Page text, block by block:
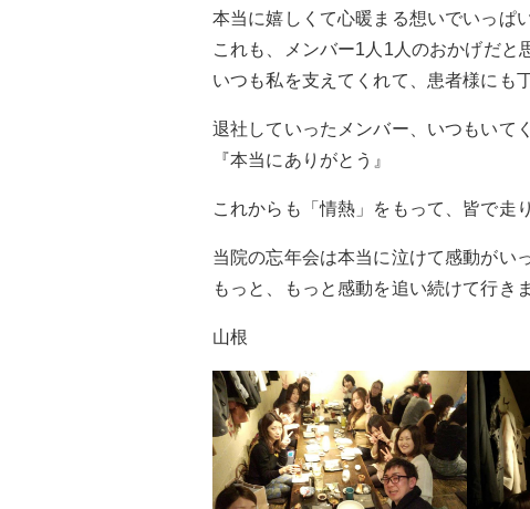
本当に嬉しくて心暖まる想いでいっぱ
これも、メンバー1人1人のおかげだと
いつも私を支えてくれて、患者様にも
退社していったメンバー、いつもいて
『本当にありがとう』
これからも「情熱」をもって、皆で走
当院の忘年会は本当に泣けて感動がい
もっと、もっと感動を追い続けて行きま
山根